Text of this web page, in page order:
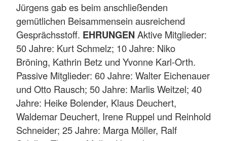
Jürgens gab es beim anschließenden
gemütlichen Beisammensein ausreichend
Gesprächsstoff. EHRUNGENAktive Mitglieder:
50 Jahre: Kurt Schmelz; 10 Jahre: Niko
Bröning, Kathrin Betz und Yvonne Karl-Orth.
Passive Mitglieder: 60 Jahre: Walter Eichenauer
und Otto Rausch; 50 Jahre: Marlis Weitzel; 40
Jahre: Heike Bolender, Klaus Deuchert,
Waldemar Deuchert, Irene Ruppel und Reinhold
Schneider; 25 Jahre: Marga Möller, Ralf